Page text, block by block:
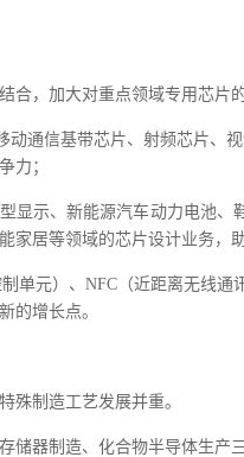
合，加大对重点领域专用芯片
动通信基带芯片、射频芯片、
力；
显示、新能源汽车动力电池
家居等领域的芯片设计业务，
单元）、NFC（近距离无线
的增长点。
殊制造工艺发展并重。
储器制造、化合物半导体生产